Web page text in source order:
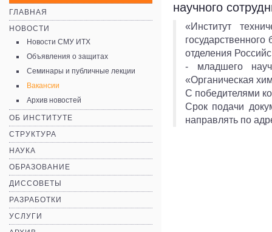
ГЛАВНАЯ
НОВОСТИ
Новости СМУ ИТХ
Объявления о защитах
Семинары и публичные лекции
Вакансии
Архив новостей
ОБ ИНСТИТУТЕ
СТРУКТУРА
НАУКА
ОБРАЗОВАНИЕ
ДИССОВЕТЫ
РАЗРАБОТКИ
УСЛУГИ
научного
«Институт
отделения
- младшего
«Органическая
C победителями
Срок подачи
направлять по